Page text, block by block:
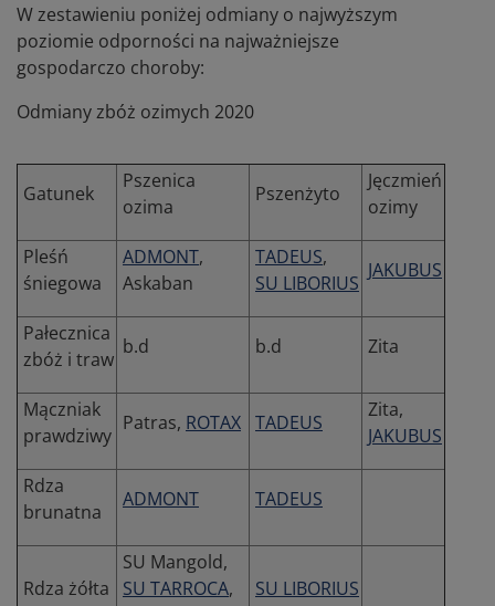
W zestawieniu poniżej odmiany o najwyższym
poziomie odporności na najważniejsze
gospodarczo choroby:
Odmiany zbóż ozimych 2020
Gatunek
Pszenica
ozima
Pszenżyto
Jęczmień
ozimy
Pleśń
śniegowa
ADMONT,
Askaban
TADEUS,
SU LIBORIUS
JAKUBUS
Pałecznica
zbóż i traw
b.d b.d Zita
Mączniak
prawdziwy
Patras, ROTAX TADEUS
Zita,
JAKUBUS
Rdza
brunatna
ADMONT TADEUS
Rdza żółta
SU Mangold,
SU TARROCA,
SU LIBORIUS